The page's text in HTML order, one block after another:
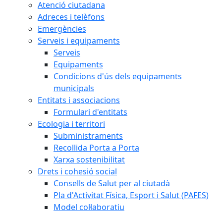
Atenció ciutadana
Adreces i telèfons
Emergències
Serveis i equipaments
Serveis
Equipaments
Condicions d'ús dels equipaments
municipals
Entitats i associacions
Formulari d'entitats
Ecologia i territori
Subministraments
Recollida Porta a Porta
Xarxa sostenibilitat
Drets i cohesió social
Consells de Salut per al ciutadà
Pla d'Activitat Física, Esport i Salut (PAFES)
Model col·laboratiu